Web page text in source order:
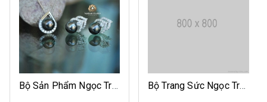
Bộ Sản Phẩm Ngọc Trai Chọn Lọc Bộ Trang Sức Ngọc Trai Trái Tim Yêu